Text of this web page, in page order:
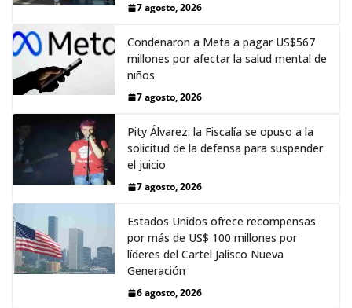
7 agosto, 2026
Condenaron a Meta a pagar US$567
millones por afectar la salud mental de
niños
7 agosto, 2026
Pity Álvarez: la Fiscalía se opuso a la
solicitud de la defensa para suspender
el juicio
7 agosto, 2026
Estados Unidos ofrece recompensas
por más de US$ 100 millones por
líderes del Cartel Jalisco Nueva
Generación
6 agosto, 2026